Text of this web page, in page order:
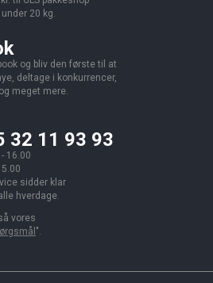
20 kg.
og bliv den første til at
deltage i konkurrencer,
meget mere.
32 11 93 93
16.00
sidder klar
hverdage.
vores
".